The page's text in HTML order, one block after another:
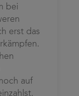
bei
erst das
auf